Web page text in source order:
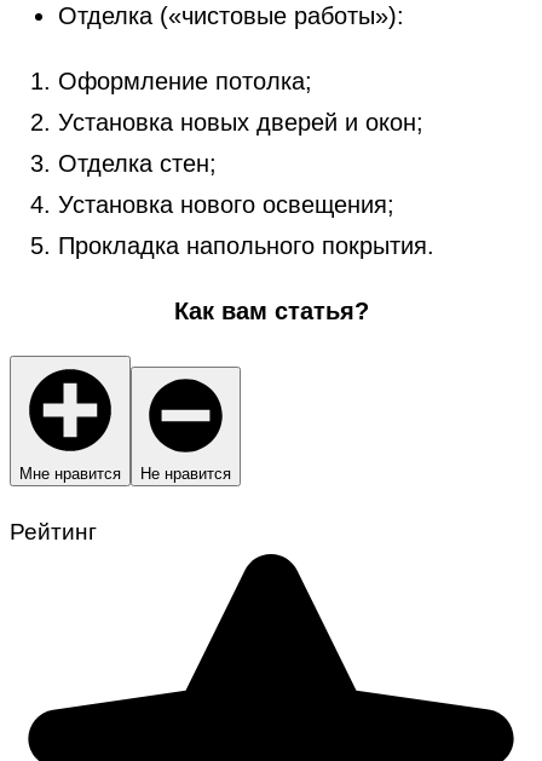
Отделка («чистовые работы»):
Оформление потолка;
Установка новых дверей и окон;
Отделка стен;
Установка нового освещения;
Прокладка напольного покрытия.
Как вам статья?
Мне нравится Не нравится
Рейтинг